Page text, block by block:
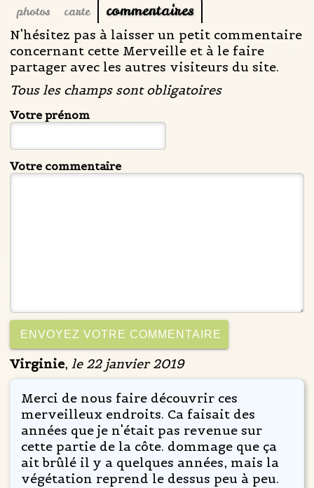
photos carte commentaires
N'hésitez pas à laisser un petit commentaire
concernant cette Merveille et à le faire
partager avec les autres visiteurs du site.
Tous les champs sont obligatoires
Votre prénom
Votre commentaire
Virginie, le 22 janvier 2019
Merci de nous faire découvrir ces
merveilleux endroits. Ca faisait des
années que je n'était pas revenue sur
cette partie de la côte. dommage que ça
ait brûlé il y a quelques années, mais la
végétation reprend le dessus peu à peu.